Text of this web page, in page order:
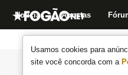
Usamos cookies para
site você concorda com a
Notícias Apostas